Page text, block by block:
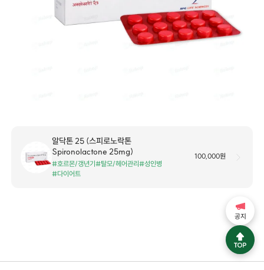
알닥톤 25 (스피로노락톤
Spironolactone 25mg)
#호르몬/갱년기#탈모/헤어관리#성인병
#다이어트
100,000원
공지